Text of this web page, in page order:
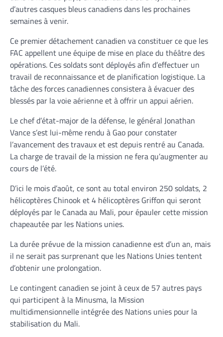
d’autres casques bleus canadiens dans les prochaines
semaines à venir.
Ce premier détachement canadien va constituer ce que les
FAC appellent une équipe de mise en place du théâtre des
opérations. Ces soldats sont déployés afin d’effectuer un
travail de reconnaissance et de planification logistique. La
tâche des forces canadiennes consistera à évacuer des
blessés par la voie aérienne et à offrir un appui aérien.
Le chef d’état-major de la défense, le général Jonathan
Vance s’est lui-même rendu à Gao pour constater
l’avancement des travaux et est depuis rentré au Canada.
La charge de travail de la mission ne fera qu’augmenter au
cours de l’été.
D’ici le mois d’août, ce sont au total environ 250 soldats, 2
hélicoptères Chinook et 4 hélicoptères Griffon qui seront
déployés par le Canada au Mali, pour épauler cette mission
chapeautée par les Nations unies.
La durée prévue de la mission canadienne est d’un an, mais
il ne serait pas surprenant que les Nations Unies tentent
d’obtenir une prolongation.
Le contingent canadien se joint à ceux de 57 autres pays
qui participent à la Minusma, la Mission
multidimensionnelle intégrée des Nations unies pour la
stabilisation du Mali.